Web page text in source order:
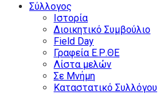
Σύλλογος
Ιστορία
Διοικητικό Συμβούλιο
Field Day
Γραφεία Ε.Ρ.ΘΕ
Λίστα μελών
Σε Μνήμη
Καταστατικό Συλλόγου